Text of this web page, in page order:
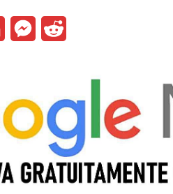
k
e
I
M
s
e
g
d
i
t